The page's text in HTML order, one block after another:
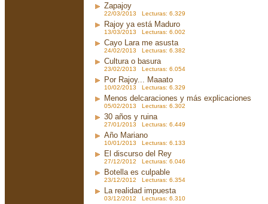
Zapajoy
22/03/2013 Lecturas: 6.329
Rajoy ya está Maduro
13/03/2013 Lecturas: 6.002
Cayo Lara me asusta
24/02/2013 Lecturas: 6.382
Cultura o basura
23/02/2013 Lecturas: 6.054
Por Rajoy... Maaato
10/02/2013 Lecturas: 6.329
Menos delcaraciones y más explicaciones
05/02/2013 Lecturas: 6.302
30 años y ruina
27/01/2013 Lecturas: 6.449
Año Mariano
10/01/2013 Lecturas: 6.133
El discurso del Rey
27/12/2012 Lecturas: 6.046
Botella es culpable
23/12/2012 Lecturas: 6.354
La realidad impuesta
03/12/2012 Lecturas: 6.310